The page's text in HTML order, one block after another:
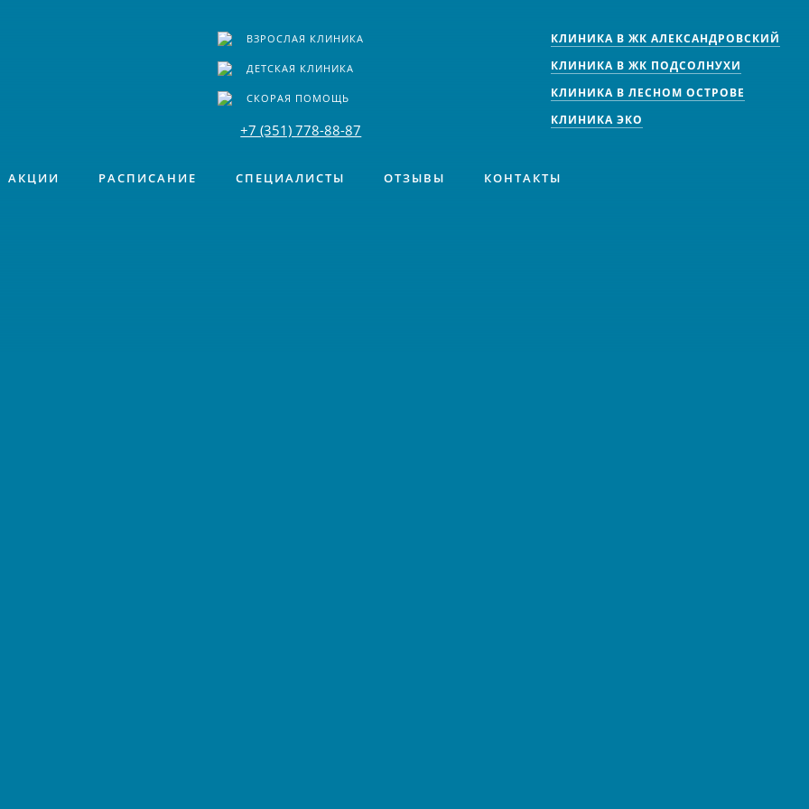
ВЗРОСЛАЯ КЛИНИКА
ДЕТСКАЯ КЛИНИКА
СКОРАЯ ПОМОЩЬ
+7 (351) 778-88-87
КЛИНИКА В ЖК АЛЕКСАНДРОВСКИЙ
КЛИНИКА В ЖК ПОДСОЛНУХИ
КЛИНИКА В ЛЕСНОМ ОСТРОВЕ
КЛИНИКА ЭКО
АКЦИИ РАСПИСАНИЕ СПЕЦИАЛИСТЫ ОТЗЫВЫ КОНТАКТЫ